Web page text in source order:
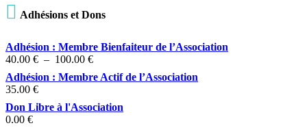
 Adhésions et Dons
Adhésion : Membre Bienfaiteur de l’Association
40.00 € – 100.00 €Plage
prix :
à
Adhésion : Membre Actif de l’Association
35.00 €
Don Libre à l'Association
0.00 €